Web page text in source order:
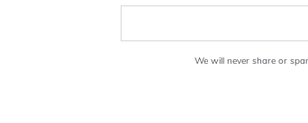
We will never share or